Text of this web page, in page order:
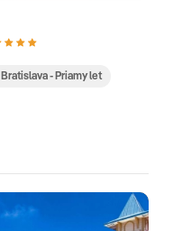
Bratislava - Priamy let